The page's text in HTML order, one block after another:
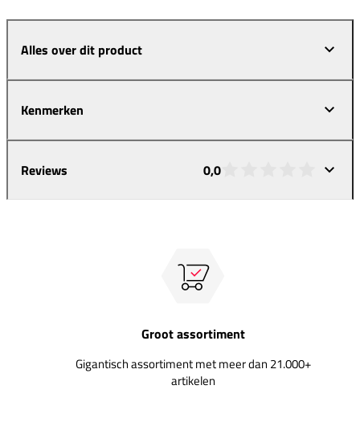
Alles over dit product
Kenmerken
Reviews 0,0
Groot assortiment
Gigantisch assortiment met meer dan 21.000+
artikelen